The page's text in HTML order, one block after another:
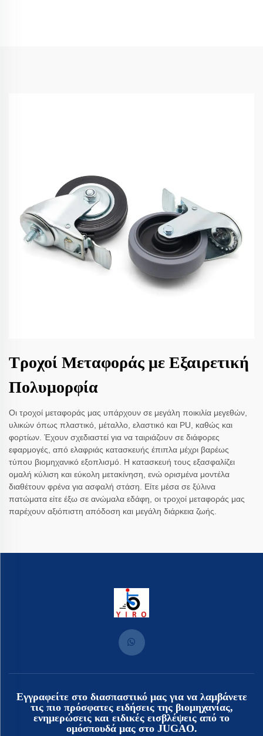
Τροχοί Μεταφοράς με Εξαιρετική
Πολυμορφία
Οι τροχοί μεταφοράς μας υπάρχουν σε μεγάλη ποικιλία μεγεθών,
υλικών όπως πλαστικό, μέταλλο, ελαστικό και PU, καθώς και
φορτίων. Έχουν σχεδιαστεί για να ταιριάζουν σε διάφορες
εφαρμογές, από ελαφριάς κατασκευής έπιπλα μέχρι βαρέως
τύπου βιομηχανικό εξοπλισμό. Η κατασκευή τους εξασφαλίζει
ομαλή κύλιση και εύκολη μετακίνηση, ενώ ορισμένα μοντέλα
διαθέτουν φρένα για ασφαλή στάση. Είτε μέσα σε ξύλινα
πατώματα είτε έξω σε ανώμαλα εδάφη, οι τροχοί μεταφοράς μας
παρέχουν αξιόπιστη απόδοση και μεγάλη διάρκεια ζωής.
Εγγραφείτε στο διασπαστικό μας για να λαμβάνετε
τις πιο πρόσφατες ειδήσεις της βιομηχανίας,
ενημερώσεις και ειδικές εισβλέψεις από το
ομόσπουδά μας στο JUGAO.